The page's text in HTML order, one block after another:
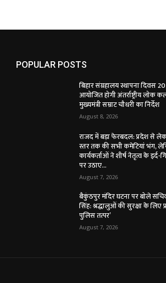
POPULAR POSTS
बिहार संग्रहालय स्थापना दिवस
आयोजित होगी अंतर्राष्ट्रीय लोक
मुख्यमंत्री सम्राट चौधरी का निर्देश
August 8, 2026
राजद में बड़ा फेरबदल: प्रदेश से
स्तर तक की सभी कमेटियां भंग,
कार्यकर्ताओं ने शीर्ष नेतृत्व के इर्द-
पर उठाए...
August 7, 2026
बैकुंठपुर मंदिर घटना पर बोले
सिंह: श्रद्धालुओं की सुरक्षा के लिए
पुलिस तत्पर’
August 7, 2026